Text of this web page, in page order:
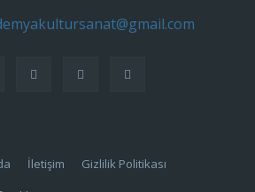
İletişim
Gizlilik Politikası